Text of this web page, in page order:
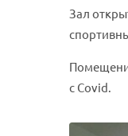
Зал
с Covid.